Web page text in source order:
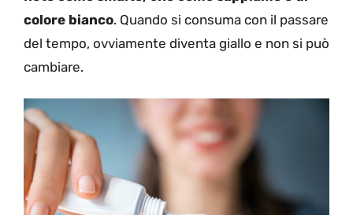
colore bianco. Quando si consuma con il passare
del tempo, ovviamente diventa giallo e non si può
cambiare.